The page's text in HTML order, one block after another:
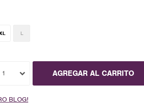
L
1 AGREGAR AL CARRITO
BLOG!